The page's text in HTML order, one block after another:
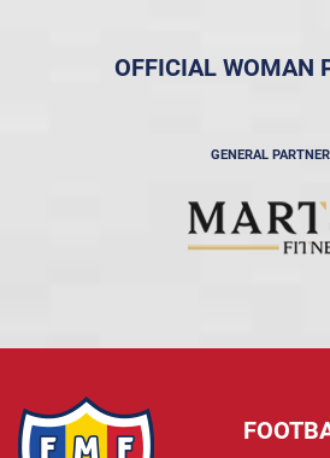
OFFICIAL WOMAN
GENERAL PARTNER